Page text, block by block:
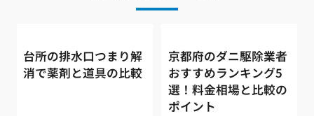
台所の排水口つまり解
消で薬剤と道具の比較
京都府のダニ駆除業者
おすすめランキング5
選！料金相場と比較の
ポイント